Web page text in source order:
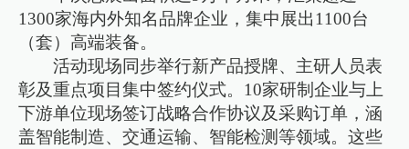
1300家海内外知名品牌企业，集中展出1100台
（套）高端装备。
活动现场同步举行新产品授牌、主研人员表
彰及重点项目集中签约仪式。10家研制企业与上
下游单位现场签订战略合作协议及采购订单，涵
盖智能制造、交通运输、智能检测等领域。这些